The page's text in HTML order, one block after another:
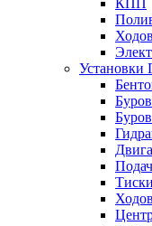
КПП
Установки
Тиски